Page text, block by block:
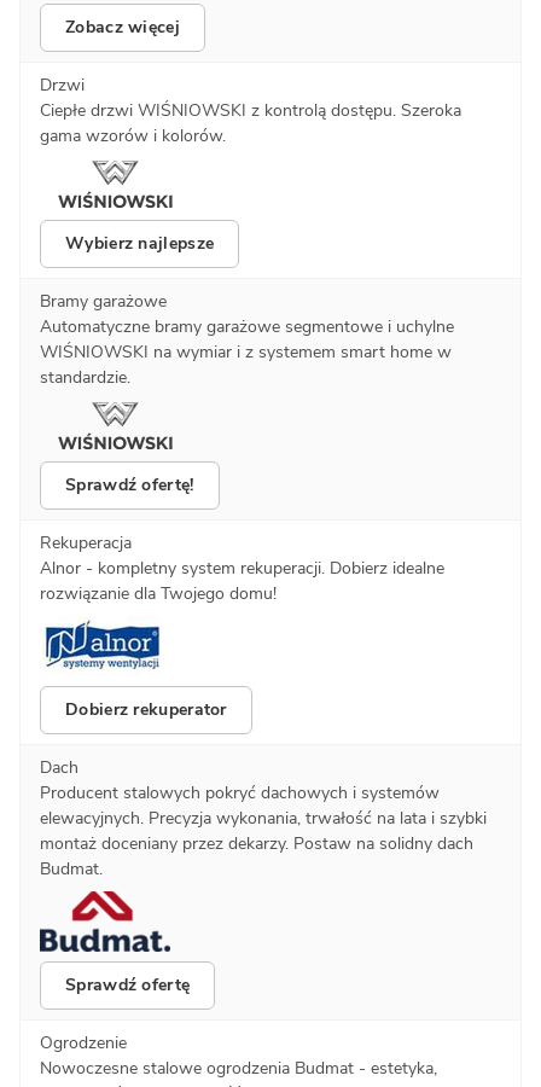
Zobacz więcej
Drzwi
Ciepłe drzwi WIŚNIOWSKI z kontrolą dostępu. Szeroka
gama wzorów i kolorów.
Wybierz najlepsze
Bramy garażowe
Automatyczne bramy garażowe segmentowe i uchylne
WIŚNIOWSKI na wymiar i z systemem smart home w
standardzie.
Sprawdź ofertę!
Rekuperacja
Alnor - kompletny system rekuperacji. Dobierz idealne
rozwiązanie dla Twojego domu!
Dobierz rekuperator
Dach
Producent stalowych pokryć dachowych i systemów
elewacyjnych. Precyzja wykonania, trwałość na lata i szybki
montaż doceniany przez dekarzy. Postaw na solidny dach
Budmat.
Sprawdź ofertę
Ogrodzenie
Nowoczesne stalowe ogrodzenia Budmat - estetyka,